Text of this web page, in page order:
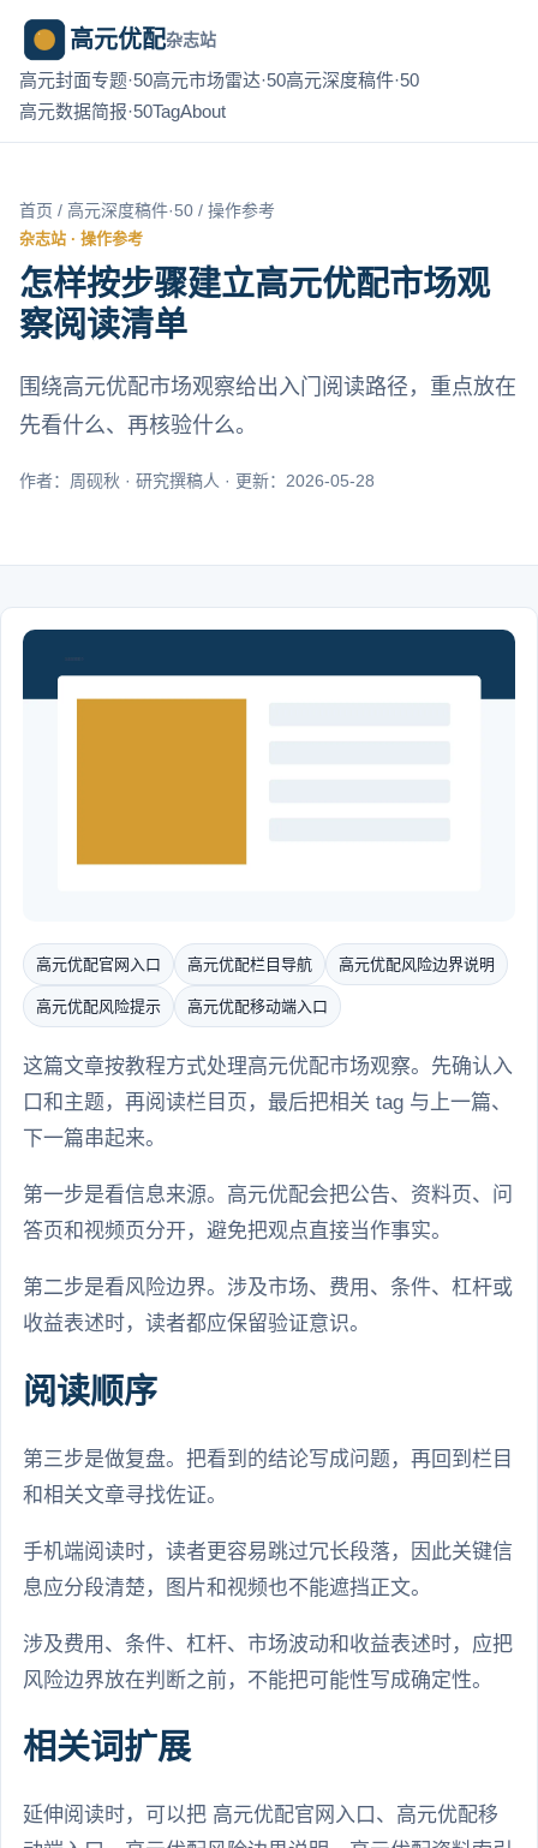
高元优配杂志站
高元封面专题·50高元市场雷达·50高元深度稿件·50
高元数据简报·50TagAbout
首页 / 高元深度稿件·50 / 操作参考
杂志站 · 操作参考
怎样按步骤建立高元优配市场观
察阅读清单
围绕高元优配市场观察给出入门阅读路径，重点放在
先看什么、再核验什么。
作者：周砚秋 · 研究撰稿人 · 更新：2026-05-28
高元优配官网入口 高元优配栏目导航 高元优配风险边界说明
高元优配风险提示 高元优配移动端入口
这篇文章按教程方式处理高元优配市场观察。先确认入
口和主题，再阅读栏目页，最后把相关 tag 与上一篇、
下一篇串起来。
第一步是看信息来源。高元优配会把公告、资料页、问
答页和视频页分开，避免把观点直接当作事实。
第二步是看风险边界。涉及市场、费用、条件、杠杆或
收益表述时，读者都应保留验证意识。
阅读顺序
第三步是做复盘。把看到的结论写成问题，再回到栏目
和相关文章寻找佐证。
手机端阅读时，读者更容易跳过冗长段落，因此关键信
息应分段清楚，图片和视频也不能遮挡正文。
涉及费用、条件、杠杆、市场波动和收益表述时，应把
风险边界放在判断之前，不能把可能性写成确定性。
相关词扩展
延伸阅读时，可以把 高元优配官网入口、高元优配移